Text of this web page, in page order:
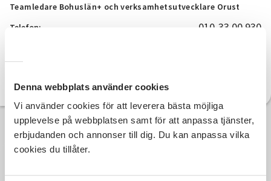
Denna webbplats använder cookies
Vi använder cookies för att leverera bästa möjliga
upplevelse på webbplatsen samt för att anpassa tjänster,
erbjudanden och annonser till dig. Du kan anpassa vilka
cookies du tillåter.
Teamledare Bohuslän+ och verksamhetsutvecklare Orust
Telefon:
010-33 00 930